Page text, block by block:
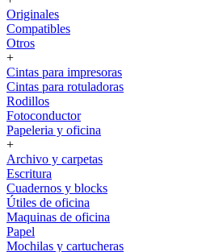
Originales
Compatibles
Otros
+
Cintas para impresoras
Cintas para rotuladoras
Rodillos
Fotoconductor
Papeleria y oficina
+
Archivo y carpetas
Escritura
Cuadernos y blocks
Útiles de oficina
Maquinas de oficina
Papel
Mochilas y cartucheras